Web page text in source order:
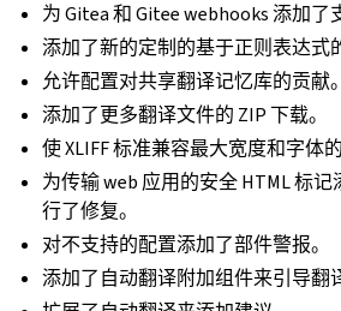
为 Gitea 和 Gitee webhooks 添加了
添加了新的定制的基于正则表达式
允许配置对共享翻译记忆库的贡献。
添加了更多翻译文件的 ZIP 下载。
使 XLIFF 标准兼容最大宽度和字体的
为传输 web 应用的安全 HTML 标
行了修复。
对不支持的配置添加了部件警报。
添加了自动翻译附加组件来引导翻